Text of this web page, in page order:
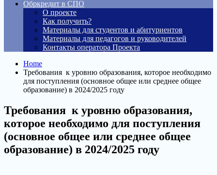
Обркредит в СПО
О проекте
Как получить?
Материалы для студентов и абитуриентов
Материалы для педагогов и руководителей
Контакты оператора Проекта
Home
Требования к уровню образования, которое необходимо
для поступления (основное общее или среднее общее
образование) в 2024/2025 году
Требования к уровню образования,
которое необходимо для поступления
(основное общее или среднее общее
образование) в 2024/2025 году